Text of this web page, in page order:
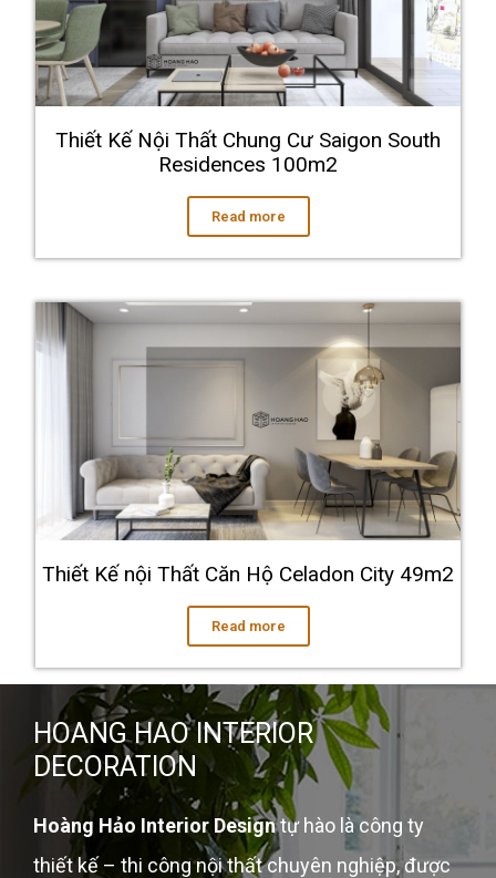
Thiết Kế Nội Thất Chung Cư Saigon South
Residences 100m2
Read more
Thiết Kế nội Thất Căn Hộ Celadon City 49m2
Read more
HOANG HAO INTERIOR
DECORATION
Hoàng Hảo Interior Designtự hào là công ty
thiết kế – thi công nội thất chuyên nghiệp, được